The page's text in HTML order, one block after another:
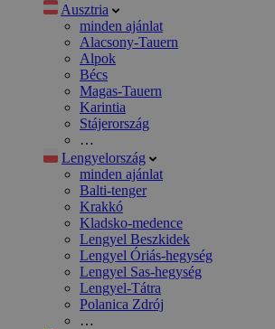
Ausztria
minden ajánlat
Alacsony-Tauern
Alpok
Bécs
Magas-Tauern
Karintia
Stájerország
…
Lengyelország
minden ajánlat
Balti-tenger
Krakkó
Kladsko-medence
Lengyel Beszkidek
Lengyel Óriás-hegység
Lengyel Sas-hegység
Lengyel-Tátra
Polanica Zdrój
…